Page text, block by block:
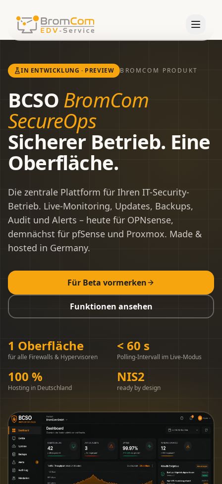
Managed Services
IT-Sicherheit
Virtualisierung
Projektarbeit
Virtual Workplace
Alle Leistungen
BCSO
Referenzen
Blog
Über uns
Support
Kostenloses Erstgespräch
IN ENTWICKLUNG · PREVIEW BROMCOM PRODUKT
BCSO BromCom
SecureOps
Sicherer Betrieb. Eine
Oberfläche.
Die zentrale Plattform für Ihren IT-Security-
Betrieb. Live-Monitoring, Updates, Backups,
Audit und Alerts – heute für OPNsense,
demnächst für pfSense und Proxmox. Made &
hosted in Germany.
Für Beta vormerken
Funktionen ansehen
1 Oberfläche
für alle Firewalls & Hypervisoren
< 60 s
Polling-Intervall im Live-Modus
100 %
Hosting in Deutschland
NIS2
ready by design